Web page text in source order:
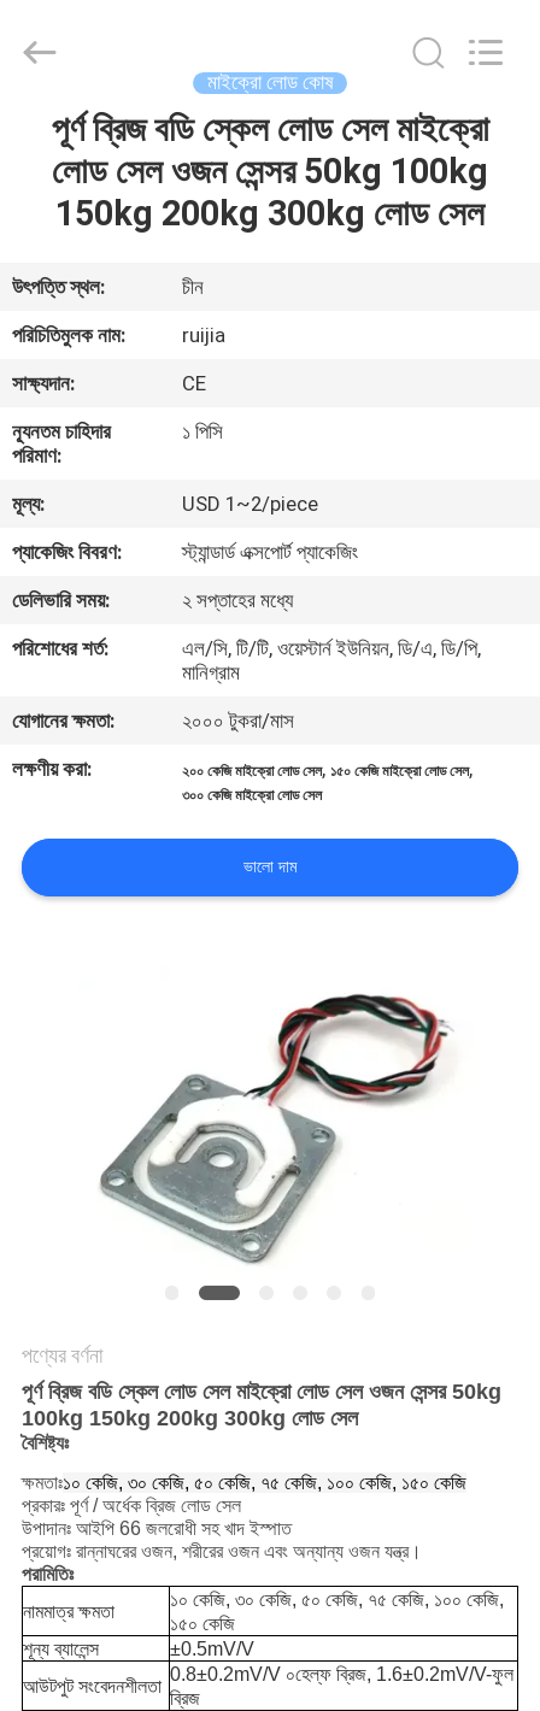
ভিডিও
সম্পর্কে
ভ্রমণ
মান
নিয়ন্ত্রণ
যোগাযোগ
করুন
উদ্ধৃতির
জন্য
Instruments
Reserved.
মাইক্রো লোড কোষ
পূর্ণ ব্রিজ বডি স্কেল লোড সেল মাইক্রো
লোড সেল ওজন সেন্সর 50kg 100kg
150kg 200kg 300kg লোড সেল
উৎপত্তি স্থল:
চীন
পরিচিতিমুলক নাম:
ruijia
সাক্ষ্যদান:
CE
ন্যূনতম চাহিদার
পরিমাণ:
১ পিসি
মূল্য:
USD 1~2/piece
প্যাকেজিং বিবরণ:
স্ট্যান্ডার্ড এক্সপোর্ট প্যাকেজিং
ডেলিভারি সময়:
২ সপ্তাহের মধ্যে
পরিশোধের শর্ত:
এল/সি, টি/টি, ওয়েস্টার্ন ইউনিয়ন, ডি/এ, ডি/পি,
মানিগ্রাম
যোগানের ক্ষমতা:
২০০০ টুকরা/মাস
লক্ষণীয় করা:
২০০ কেজি মাইক্রো লোড সেল, ১৫০ কেজি মাইক্রো লোড সেল,
৩০০ কেজি মাইক্রো লোড সেল
ভালো দাম
পণ্যের বর্ণনা
পূর্ণ ব্রিজ বডি স্কেল লোড সেল মাইক্রো লোড সেল ওজন সেন্সর 50kg
100kg 150kg 200kg 300kg লোড সেল
বৈশিষ্ট্যঃ
ক্ষমতাঃ১০ কেজি, ৩০ কেজি, ৫০ কেজি, ৭৫ কেজি, ১০০ কেজি, ১৫০ কেজি
প্রকারঃ পূর্ণ / অর্ধেক ব্রিজ লোড সেল
উপাদানঃ আইপি 66 জলরোধী সহ খাদ ইস্পাত
প্রয়োগঃ রান্নাঘরের ওজন, শরীরের ওজন এবং অন্যান্য ওজন যন্ত্র।
পরামিতিঃ
নামমাত্র ক্ষমতা
১০ কেজি, ৩০ কেজি, ৫০ কেজি, ৭৫ কেজি, ১০০ কেজি,
১৫০ কেজি
শূন্য ব্যালেন্স
±0.5mV/V
আউটপুট সংবেদনশীলতা
0.8±0.2mV/V ০হেল্ফ ব্রিজ, 1.6±0.2mV/V-ফুল
ব্রিজ